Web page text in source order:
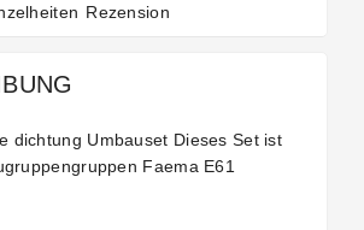
Rezension
dichtung Umbauset Dieses Set ist
Faema E61